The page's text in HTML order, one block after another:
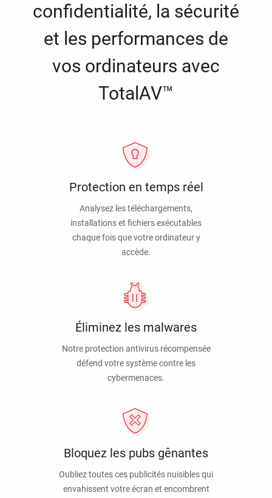
confidentialité, la sécurité
et les performances de
vos ordinateurs avec
TotalAV™
Protection en temps réel
Analysez les téléchargements,
installations et fichiers exécutables
chaque fois que votre ordinateur y
accède.
Éliminez les malwares
Notre protection antivirus récompensée
défend votre système contre les
cybermenaces.
Bloquez les pubs gênantes
Oubliez toutes ces publicités nuisibles qui
envahissent votre écran et encombrent